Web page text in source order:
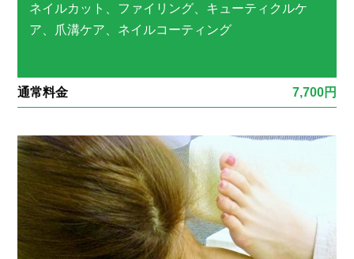
ネイルカット、ファイリング、キューティクルケ
ア、爪溝ケア、ネイルコーティング
通常料金 7,700円